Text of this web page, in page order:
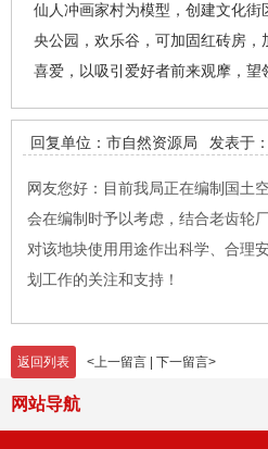
仙人冲画家村为模型，创建文化街
央公园，欢乐谷，可加固红砖房
喜爱，以吸引爱好者前来观摩，望
回复单位：市自然资源局 发表于
网友您好：目前我局正在编制国土
会在编制时予以考虑，结合老齿轮
对该地块使用用途作出科学、合理
划工作的关注和支持！
返回列表 <上一留言 下一留言>
网站导航